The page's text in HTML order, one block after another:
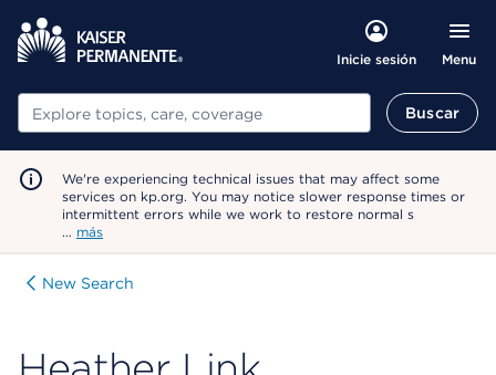
Inicie sesión Menu
Buscar Buscar
We're experiencing technical issues that may affect some
services on kp.org. You may notice slower response times or
intermittent errors while we work to restore normal s
… más
New Search